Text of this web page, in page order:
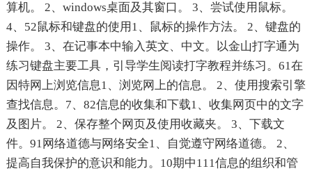
算机。 2、windows桌面及其窗口。 3、尝试使用鼠标。
4、52鼠标和键盘的使用1、鼠标的操作方法。 2、键盘的
操作。 3、在记事本中输入英文、中文。以金山打字通为
练习键盘主要工具，引导学生阅读打字教程并练习。61在
因特网上浏览信息1、浏览网上的信息。 2、使用搜索引擎
查找信息。7、82信息的收集和下载1、收集网页中的文字
及图片。 2、保存整个网页及使用收藏夹。 3、下载文
件。91网络道德与网络安全1、自觉遵守网络道德。 2、
提高自我保护的意识和能力。10期中111信息的组织和管